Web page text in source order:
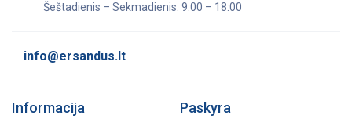
Šeštadienis – Sekmadienis: 9:00 – 18:00
info@ersandus.lt
Informacija Paskyra